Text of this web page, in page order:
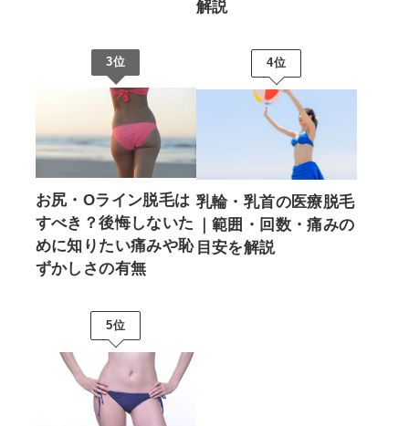
解説
3位
お尻・Oライン脱毛は
すべき？後悔しないた
めに知りたい痛みや恥
ずかしさの有無
4位
乳輪・乳首の医療脱毛
｜範囲・回数・痛みの
目安を解説
5位